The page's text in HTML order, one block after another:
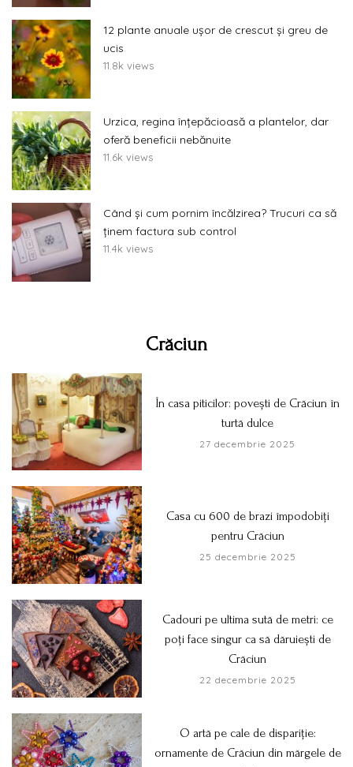
12 plante anuale ușor de crescut și greu de
ucis
11.8k views
Urzica, regina înțepăcioasă a plantelor, dar
oferă beneficii nebănuite
11.6k views
Când și cum pornim încălzirea? Trucuri ca să
ținem factura sub control
11.4k views
Crăciun
În casa piticilor: povești de Crăciun în
turtă dulce
27 decembrie 2025
Casa cu 600 de brazi împodobiți
pentru Crăciun
25 decembrie 2025
Cadouri pe ultima sută de metri: ce
poți face singur ca să dăruiești de
Crăciun
22 decembrie 2025
O artă pe cale de dispariție:
ornamente de Crăciun din mărgele de